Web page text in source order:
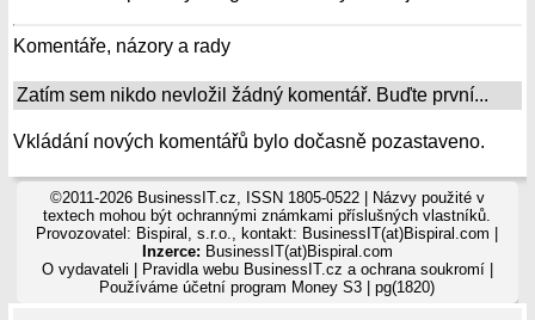
Komentáře, názory a rady
Zatím sem nikdo nevložil žádný komentář. Buďte první...
Vkládání nových komentářů bylo dočasně pozastaveno.
©2011-2026 BusinessIT.cz, ISSN 1805-0522 | Názvy použité v
textech mohou být ochrannými známkami příslušných vlastníků.
Provozovatel: Bispiral, s.r.o., kontakt: BusinessIT(at)Bispiral.com |
Inzerce: BusinessIT(at)Bispiral.com
O vydavateli
Pravidla webu BusinessIT.cz a ochrana soukromí|
Používámeúčetní program Money S3 | pg(1820)